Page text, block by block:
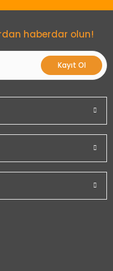
haberdar olun!
Kayıt Ol